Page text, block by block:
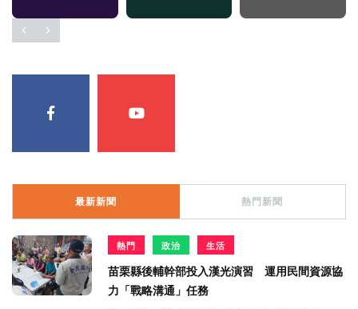
最新新聞 熱門新聞
熱門 政治 生活
苗栗縣後輔幹部投入漢光演習 運用民間資源協
力「戰略溝通」任務